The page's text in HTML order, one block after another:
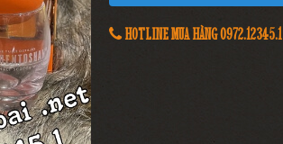
HOTLINE MUA HÀNG 0972.12345.1